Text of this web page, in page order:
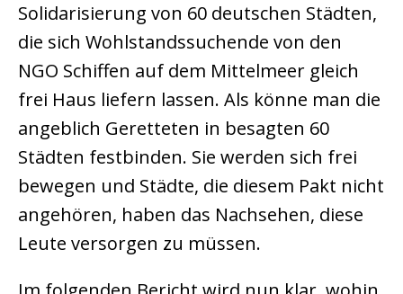
Solidarisierung von 60 deutschen Städten,
die sich Wohlstandssuchende von den
NGO Schiffen auf dem Mittelmeer gleich
frei Haus liefern lassen. Als könne man die
angeblich Geretteten in besagten 60
Städten festbinden. Sie werden sich frei
bewegen und Städte, die diesem Pakt nicht
angehören, haben das Nachsehen, diese
Leute versorgen zu müssen.